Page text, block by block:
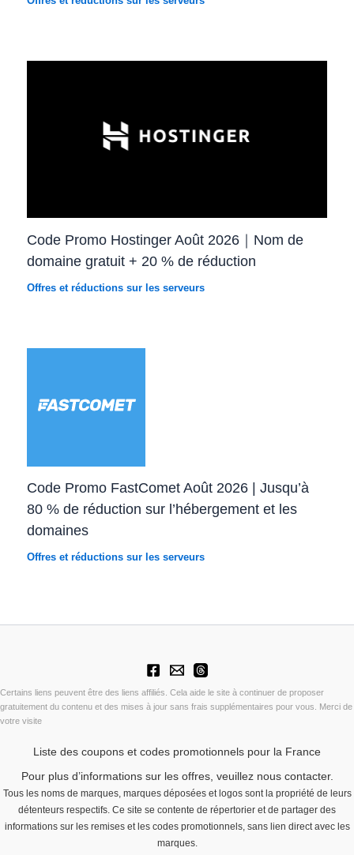
Code Promo Hostinger Août 2026｜Nom de
domaine gratuit + 20 % de réduction
Offres et réductions sur les serveurs
Code Promo FastComet Août 2026 | Jusqu’à
80 % de réduction sur l’hébergement et les
domaines
Offres et réductions sur les serveurs
Certains liens peuvent être des liens affiliés. Cela aide le site à continuer de proposer
gratuitement du contenu et des mises à jour sans frais supplémentaires pour vous. Merci de
votre visite
Liste des coupons et codes promotionnels pour la France
Pour plus d’informations sur les offres, veuillez nous contacter.
Tous les noms de marques, marques déposées et logos sont la propriété de leurs
détenteurs respectifs. Ce site se contente de répertorier et de partager des
informations sur les remises et les codes promotionnels, sans lien direct avec les
marques.